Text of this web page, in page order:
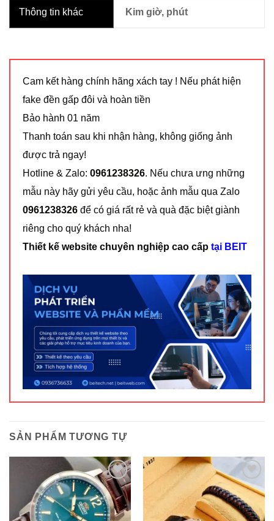
Thông tin khác Kim giờ, phút
Cam kết hàng chính hãng xách tay ! Nếu phát hiện
fake đền gấp đôi và hoàn tiền
Bảo hành 01 năm
Thanh toán sau khi nhận hàng, không giống ảnh
được trả ngay!
Hotline & Zalo: 0961238326. Nếu chưa ưng những
mẫu này hãy gửi yêu cầu, hoặc ảnh mẫu qua Zalo
0961238326 để có giá rất rẻ và quà đặc biệt giành
riêng cho quý khách nha!
Thiết kế website chuyên nghiệp cao cấp tại BEIT
SẢN PHẨM TƯƠNG TỰ